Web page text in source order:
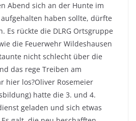
Abend sich an der Hunte im
haben sollte, dürfte
Es rückte die DLRG Ortsgruppe
die Feuerwehr Wildeshausen
nicht schlecht über die
das rege Treiben am
hier los?Oliver Rosemeier
hatte die 3. und 4.
geladen und sich etwas